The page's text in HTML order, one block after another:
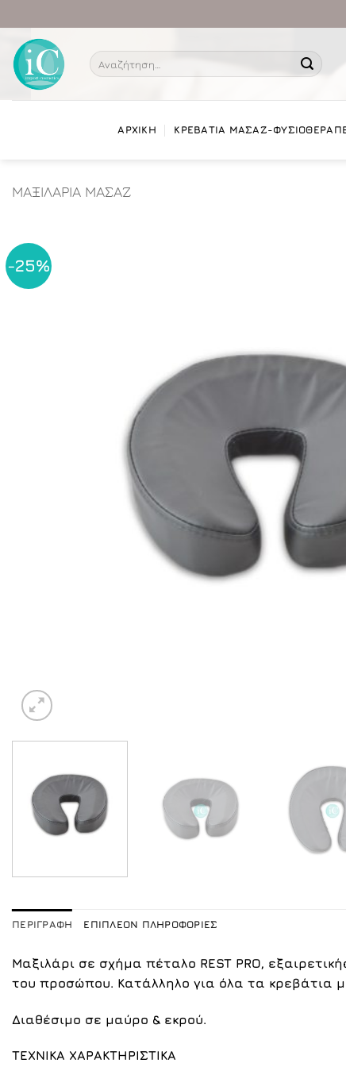
στο
περιεχόμενο
Αναζήτηση
για:
ΑΡΧΙΚΗ ΚΡΕΒΑΤΙΑ ΜΑΣΑΖ-
ΜΑΞΙΛΑΡΙΑ ΜΑΣΑΖ
-25%
ΠΕΡΙΓΡΑΦΉ ΕΠΙΠΛΈΟΝ ΠΛΗΡΟΦΟΡΊΕΣ
Μαξιλάρι σε σχήμα πέταλο REST PRO,
του προσώπου. Κατάλληλο για όλα τα κρεβάτια
Διαθέσιμο σε μαύρο & εκρού
ΤΕΧΝΙΚΑ ΧΑΡΑΚΤΗΡΙΣΤΙΚΑ